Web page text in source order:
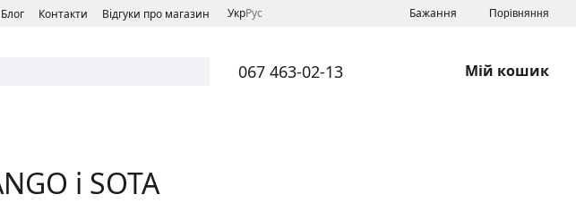
Блог Контакти Відгуки про магазин УкрРус Бажання Порівняння
067 463-02-13 Мій кошик
і SOTA